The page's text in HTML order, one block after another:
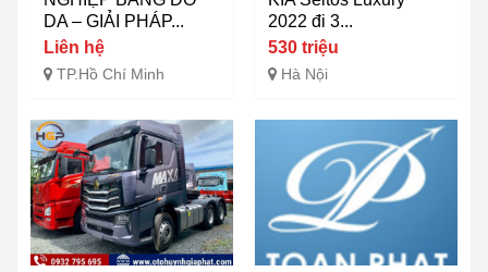
DA – GIẢI PHÁP...
Liên hệ
TP.Hồ Chí Minh
2022 đi 3...
530 triệu
Hà Nội